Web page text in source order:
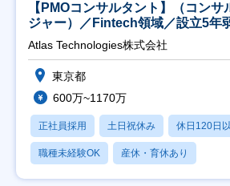
【PMOコンサルタント】（コン
ジャー）／Fintech領域／設立5年
Atlas Technologies株式会社
東京都
600万~1170万
正社員採用 土日祝休み 休日120日
職種未経験OK 産休・育休あり